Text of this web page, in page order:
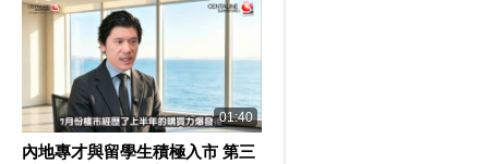
01:40
內地專才與留學生積極入市 第三